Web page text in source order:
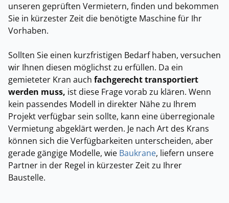
unseren geprüften Vermietern, finden und bekommen
Sie in kürzester Zeit die benötigte Maschine für Ihr
Vorhaben.
Sollten Sie einen kurzfristigen Bedarf haben, versuchen
wir Ihnen diesen möglichst zu erfüllen. Da ein
gemieteter Kran auch fachgerecht transportiert
werden muss, ist diese Frage vorab zu klären. Wenn
kein passendes Modell in direkter Nähe zu Ihrem
Projekt verfügbar sein sollte, kann eine überregionale
Vermietung abgeklärt werden. Je nach Art des Krans
können sich die Verfügbarkeiten unterscheiden, aber
gerade gängige Modelle, wie Baukrane, liefern unsere
Partner in der Regel in kürzester Zeit zu Ihrer
Baustelle.